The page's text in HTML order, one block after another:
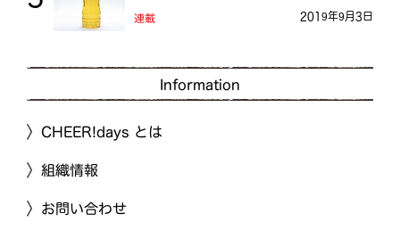
連載 2019年9月3日
Information
CHEER!days とは
組織情報
お問い合わせ